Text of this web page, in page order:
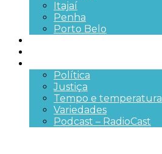
Itajaí
Penha
Porto Belo
Política
Justiça
Tempo e temperatura
Variedades
Podcast – RadioCast